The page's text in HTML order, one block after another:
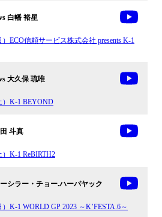
白幡 裕星
ECO信頼サービス株式会社 presents K-1
大久保 琉唯
）K-1 BEYOND
斗真
）K-1 ReBIRTH2
シラー・チョー.ハーパヤック
K-1 WORLD GP 2023 ～K’FESTA.6～